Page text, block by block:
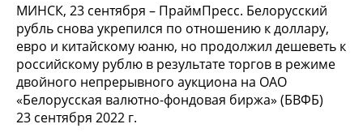
МИНСК, 23 сентября – ПраймПресс. Белорусский
рубль снова укрепился по отношению к доллару,
евро и китайскому юаню, но продолжил дешеветь к
российскому рублю в результате торгов в режиме
двойного непрерывного аукциона на ОАО
«Белорусская валютно-фондовая биржа» (БВФБ)
23 сентября 2022 г.